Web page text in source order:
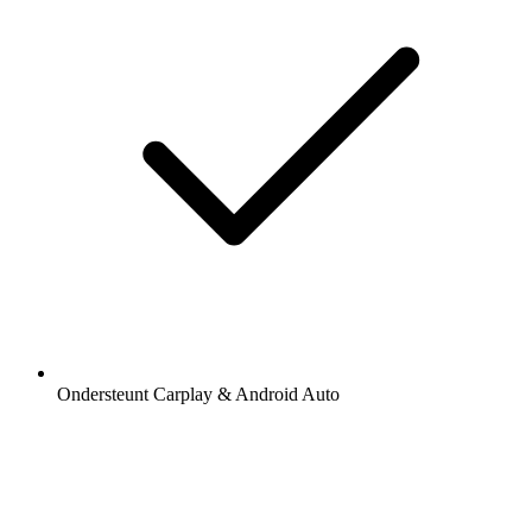
Ondersteunt Carplay & Android Auto